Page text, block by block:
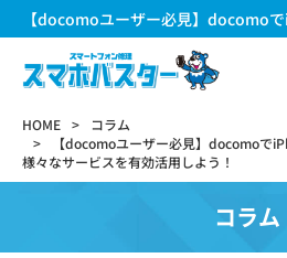
HOME
コラム
【docomoユーザー必見】docomoで
様々なサービスを有効活用しよう！
コラム